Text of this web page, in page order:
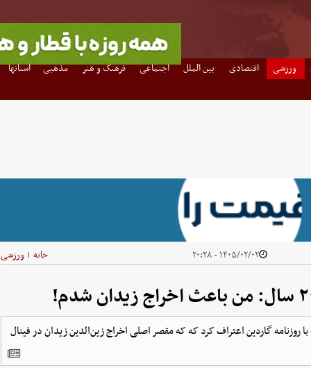
ورزشی اقتصادی بین الملل اجتماعی فرهنگ و هنر مذهبی استانها
۱۴۰۵/۰۲/۰۲ - ۲۰:۲۸ خانه | ورزشی
با روزنامه گاردین اعتراف کرد که که مقصر اصلی اخراج زین‌الدین زیدان در فینال